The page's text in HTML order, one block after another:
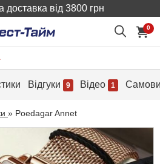
доставка від 3800 грн
0
Відгуки 9 Відео 1
» Poedagar Annet